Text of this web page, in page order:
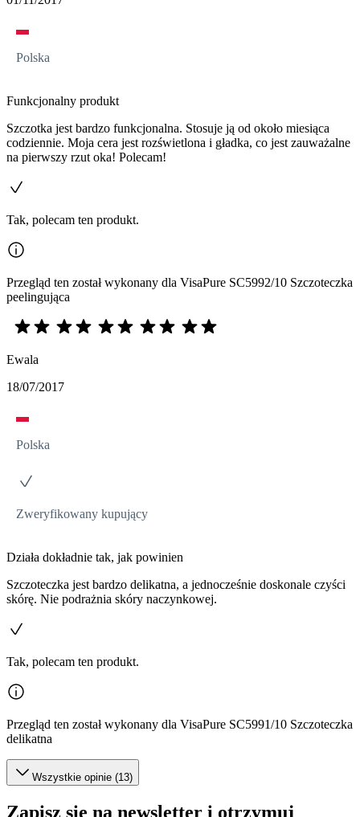
Polska
Funkcjonalny produkt
Szczotka jest bardzo funkcjonalna. Stosuje ją od około miesiąca
codziennie. Moja cera jest rozświetlona i gładka, co jest zauważalne
na pierwszy rzut oka! Polecam!
Tak, polecam ten produkt.
Przegląd ten został wykonany dla VisaPure SC5992/10 Szczoteczka
peelingująca
Ewala
18/07/2017
Polska
Zweryfikowany kupujący
Działa dokładnie tak, jak powinien
Szczoteczka jest bardzo delikatna, a jednocześnie doskonale czyści
skórę. Nie podrażnia skóry naczynkowej.
Tak, polecam ten produkt.
Przegląd ten został wykonany dla VisaPure SC5991/10 Szczoteczka
delikatna
Wszystkie opinie (13)
Zapisz się na newsletter i otrzymuj